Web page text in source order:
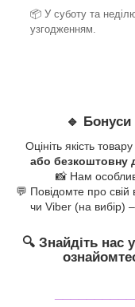
📦 У суботу та
узгодженням.
🔹 Бонуси
Оцініть якість
або безкоштовну
📸 Нам
💬 Повідомте про
чи Viber (на вибір)
🔍 Знайдіть нас